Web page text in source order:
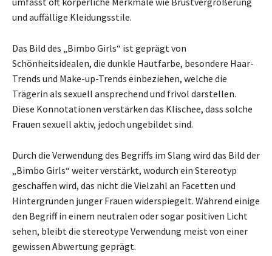
und auffällige Kleidungsstile.
Das Bild des „Bimbo Girls“ ist geprägt von
Schönheitsidealen, die dunkle Hautfarbe, besondere Haar-
Trends und Make-up-Trends einbeziehen, welche die
Trägerin als sexuell ansprechend und frivol darstellen.
Diese Konnotationen verstärken das Klischee, dass solche
Frauen sexuell aktiv, jedoch ungebildet sind.
Durch die Verwendung des Begriffs im Slang wird das Bild der
„Bimbo Girls“ weiter verstärkt, wodurch ein Stereotyp
geschaffen wird, das nicht die Vielzahl an Facetten und
Hintergründen junger Frauen widerspiegelt. Während einige
den Begriff in einem neutralen oder sogar positiven Licht
sehen, bleibt die stereotype Verwendung meist von einer
gewissen Abwertung geprägt.